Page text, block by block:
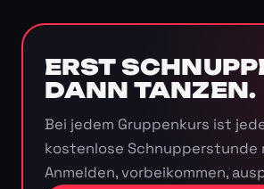
ERST
DANN TANZEN.
Bei jedem Gruppenkurs ist
kostenlose Schnupperstunde
Anmelden, vorbeikommen,